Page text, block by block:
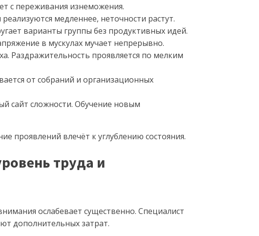
с переживания изнеможения.
медленнее, неточности растут.
варианты группы без продуктивных идей.
в мускулах мучает непрерывно.
Раздражительность проявляется по мелким
от собраний и организационных
сайт сложности. Обучение новым
проявлений влечёт к углублению состояния.
труда и
ослабевает существенно. Специалист
дополнительных затрат.